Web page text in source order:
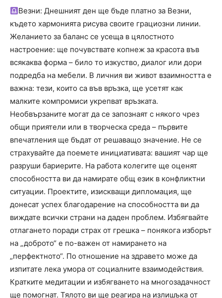
Везни: Днешният ден ще бъде платно за Везни,
където хармонията рисува своите грациозни линии.
Желанието за баланс се усеща в цялостното
настроение: ще почувствате копнеж за красота във
всякаква форма – било то изкуство, диалог или дори
подредба на мебели. В личния ви живот взаимността е
важна: тези, които са във връзка, ще усетят как
малките компромиси укрепват връзката.
Необвързаните могат да се запознаят с някого чрез
общи приятели или в творческа среда – първите
впечатления ще бъдат от решаващо значение. Не се
страхувайте да поемете инициативата: вашият чар ще
разруши бариерите. На работа колегите ще оценят
способността ви да намирате общ език в конфликтни
ситуации. Проектите, изискващи дипломация, ще
донесат успех благодарение на способността ви да
виждате всички страни на даден проблем. Избягвайте
отлагането поради страх от грешка – понякога изборът
на „доброто“ е по-важен от намирането на
„перфектното“. По отношение на здравето може да
изпитате лека умора от социалните взаимодействия.
Кратките медитации и избягването на многозадачност
ще помогнат. Тялото ви ще реагира на излишъка от